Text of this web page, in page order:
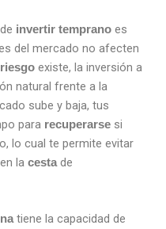
invertir temprano es
del mercado no afecten
riesgo existe, la inversión a
natural frente a la
sube y baja, tus
para recuperarse si
lo cual te permite evitar
la cesta de
tiene la capacidad de